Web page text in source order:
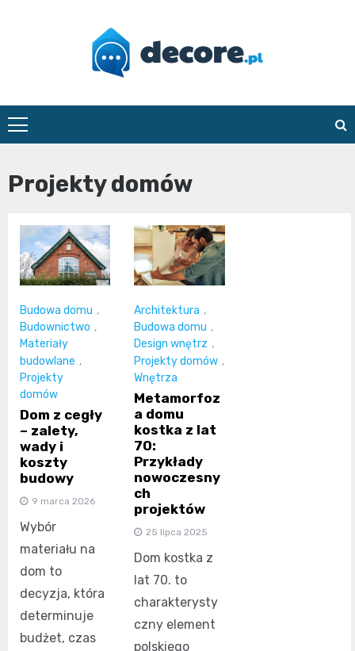
decore.pl
Projekty domów
Budowa domu ,
Budownictwo ,
Materiały
budowlane ,
Projekty
domów
Dom z cegły
– zalety,
wady i
koszty
budowy
9 marca 2026
Wybór
materiału na
dom to
decyzja, która
determinuje
budżet, czas
Architektura ,
Budowa domu ,
Design wnętrz ,
Projekty domów ,
Wnętrza
Metamorfoz
a domu
kostka z lat
70:
Przykłady
nowoczesny
ch
projektów
25 lipca 2025
Dom kostka z
lat 70. to
charakterysty
czny element
polskiego